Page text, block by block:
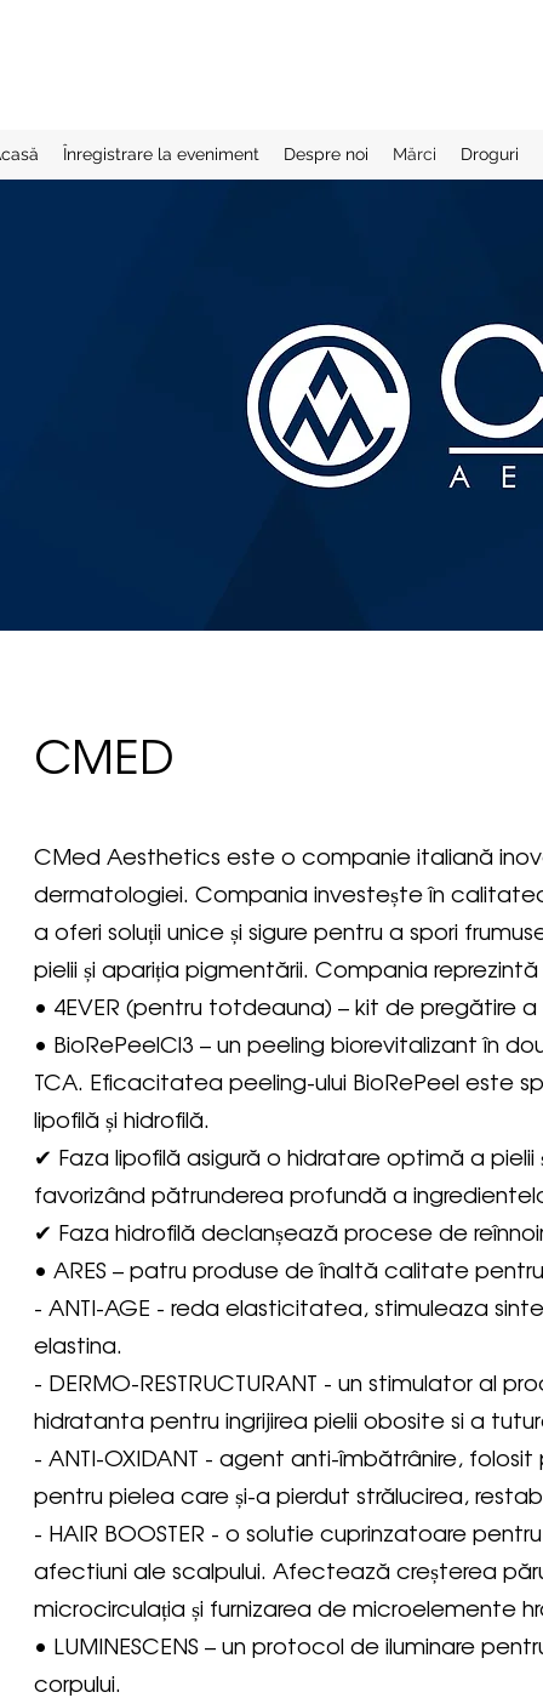
Înregistrare la eveniment Despre noi Mărci Droguri
CMED
CMed Aesthetics este o companie italiană
dermatologiei. Compania investește în
a oferi soluții unice și sigure pentru a spori
pielii și apariția pigmentării. Compania
• 4EVER (pentru totdeauna) – kit de pregătire
• BioRePeelCl3 – un peeling biorevitalizant în
TCA. Eficacitatea peeling-ului BioRePeel este
lipofilă și hidrofilă.
✔ Faza lipofilă asigură o hidratare optimă a
favorizând pătrunderea profundă a
✔ Faza hidrofilă declanșează procese de
• ARES – patru produse de înaltă calitate
- ANTI-AGE - reda elasticitatea, stimuleaza
elastina.
- DERMO-RESTRUCTURANT - un stimulator al
hidratanta pentru ingrijirea pielii obosite si a
- ANTI-OXIDANT - agent anti-îmbătrânire, folosit
pentru pielea care și-a pierdut strălucirea,
- HAIR BOOSTER - o solutie cuprinzatoare
afectiuni ale scalpului. Afectează creșterea
microcirculația și furnizarea de microelemente
• LUMINESCENS – un protocol de iluminare
corpului.